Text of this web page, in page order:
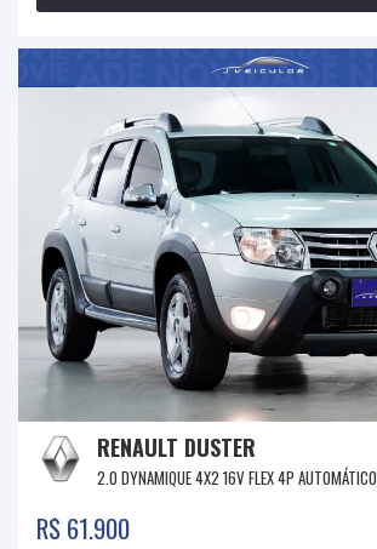
RENAULT DUSTER
2.0 DYNAMIQUE 4X2 16V FLEX 4P AUTOMÁTICO
R$ 61.900